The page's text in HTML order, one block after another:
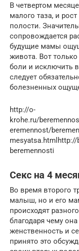
В четвертом
малого таза, и
полости.
сопровождается
будущие мамы
живота. Вот только
боли и исключить
следует
болезненных
http://o-
krohe.ru/
eremennost/
beremennosti
Секс на 4
Во время второго
малыш, но и его
происходят
благодаря чему
женственность и
принято это